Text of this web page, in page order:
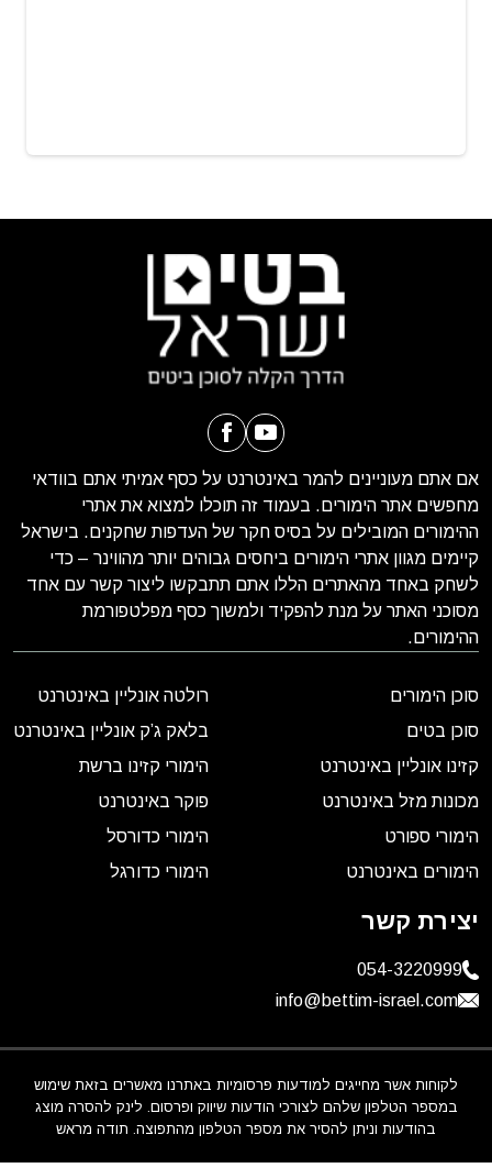
אם אתם מעוניינים להמר באינטרנט על כסף אמיתי אתם בוודאי
מחפשים אתר הימורים. בעמוד זה תוכלו למצוא את אתרי
ההימורים המובילים על בסיס חקר של העדפות שחקנים. בישראל
קיימים מגוון אתרי הימורים ביחסים גבוהים יותר מהווינר – כדי
לשחק באחד מהאתרים הללו אתם תתבקשו ליצור קשר עם אחד
מסוכני האתר על מנת להפקיד ולמשוך כסף מפלטפורמת
ההימורים.
סוכן הימורים
סוכן בטים
קזינו אונליין באינטרנט
מכונות מזל באינטרנט
הימורי ספורט
הימורים באינטרנט
רולטה אונליין באינטרנט
בלאק ג’ק אונליין באינטרנט
הימורי קזינו ברשת
פוקר באינטרנט
הימורי כדורסל
הימורי כדורגל
יצירת קשר
054-3220999
info@bettim-israel.com
לקוחות אשר מחייגים למודעות פרסומיות באתרנו מאשרים בזאת שימוש
במספר הטלפון שלהם לצורכי הודעות שיווק ופרסום. לינק להסרה מוצג
בהודעות וניתן להסיר את מספר הטלפון מהתפוצה. תודה מראש